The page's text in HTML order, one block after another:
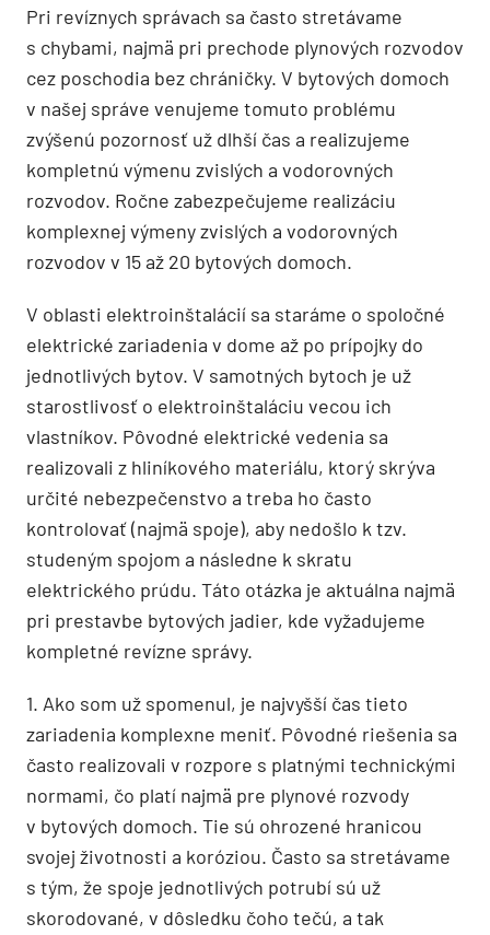
Pri revíznych správach sa často stretávame
s chybami, najmä pri prechode plynových rozvodov
cez poschodia bez chráničky. V bytových domoch
v našej správe venujeme tomuto problému
zvýšenú pozornosť už dlhší čas a realizujeme
kompletnú výmenu zvislých a vodorovných
rozvodov. Ročne zabezpečujeme realizáciu
komplexnej výmeny zvislých a vodorovných
rozvodov v 15 až 20 bytových domoch.
V oblasti elektroinštalácií sa staráme o spoločné
elektrické zariadenia v dome až po prípojky do
jednotlivých bytov. V samotných bytoch je už
starostlivosť o elektroinštaláciu vecou ich
vlastníkov. Pôvodné elektrické vedenia sa
realizovali z hli­níkového materiálu, ktorý skrýva
určité nebez­pečenstvo a treba ho často
kontrolovať (najmä spoje), aby nedošlo k tzv.
studeným spojom a následne k skratu
elektrického prúdu. Táto otázka je aktuálna najmä
pri prestavbe bytových jadier, kde vyžadujeme
kompletné revízne správy.
1. Ako som už spomenul, je najvyšší čas tieto
zariadenia komplexne meniť. Pôvodné riešenia sa
často realizovali v rozpore s platnými technickými
normami, čo platí najmä pre plynové rozvody
v bytových domoch. Tie sú ohrozené hranicou
svojej životnosti a koróziou. Často sa stretávame
s tým, že spoje jednotlivých potrubí sú už
skorodované, v dôsledku čoho tečú, a tak